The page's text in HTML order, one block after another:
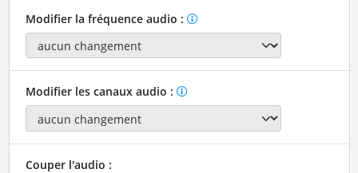
Modifier la fréquence audio :
Modifier les canaux audio :
Couper l'audio :